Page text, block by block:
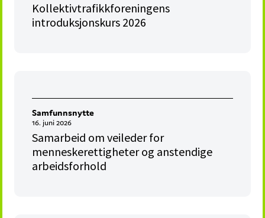
Kollektivtrafikkforeningens
introduksjonskurs 2026
Samfunnsnytte
16. juni 2026
Samarbeid om veileder for
menneskerettigheter og anstendige
arbeidsforhold